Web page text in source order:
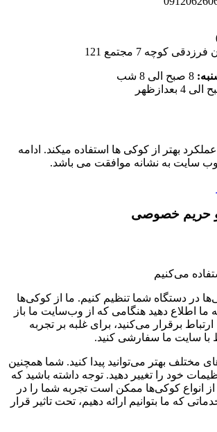
کوچه 7 مجتمع 121
8 صبح الی 8 شب
بهتر از کوکی ها استفاده میکند. ادامه
وب سایت به نشانه موافقت می باشد.
حریم خصوصی
می‌کنیم
در دستگاه شما تنظیم کنیم. ما از کوکی‌ها
ما اطلاع دهید هنگامی که از وب‌سایت ما باز
برقرار می‌کنید، برای غلبه بر تجربه
با سایت ما سفارشی کنید.
مختلف بهتر می‌توانید پیدا کنید. شما همچنین
خود را تغییر دهید. توجه داشته باشید که
انواع کوکی‌ها ممکن است تجربه شما را در
که ما بتوانیم ارائه دهیم، تحت تاثیر قرار